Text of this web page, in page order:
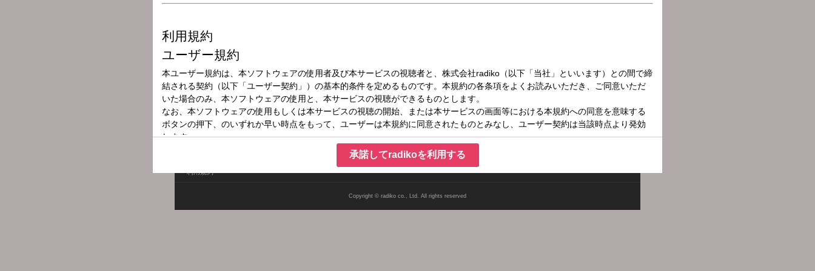
放送局
放送時間
2026年7月9日（木）27:00～28:30
番組名
オールナイトニッポン０
利用規約
Copyright © radiko co., Ltd. All rights reserved
承諾してradikoを利用する